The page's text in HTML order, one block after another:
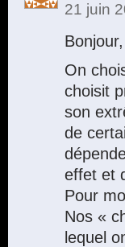
21 juin
Bonjour,
On
choisit
son
de
effet et
Pour
Nos «
lequel